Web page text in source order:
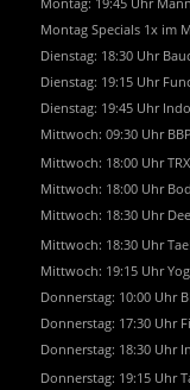
Montag Specials 1x im
Dienstag: 18:30 Uhr
Dienstag: 19:15 Uhr
Dienstag: 19:45 Uhr
Mittwoch: 09:30 Uhr BBP
Mittwoch: 18:00 Uhr TRX
Mittwoch: 18:00 Uhr
Mittwoch: 18:30 Uhr
Mittwoch: 18:30 Uhr
Mittwoch: 19:15 Uhr
Donnerstag: 10:00 Uhr
Donnerstag: 17:30 Uhr
Donnerstag: 18:30 Uhr
Donnerstag: 19:15 Uhr